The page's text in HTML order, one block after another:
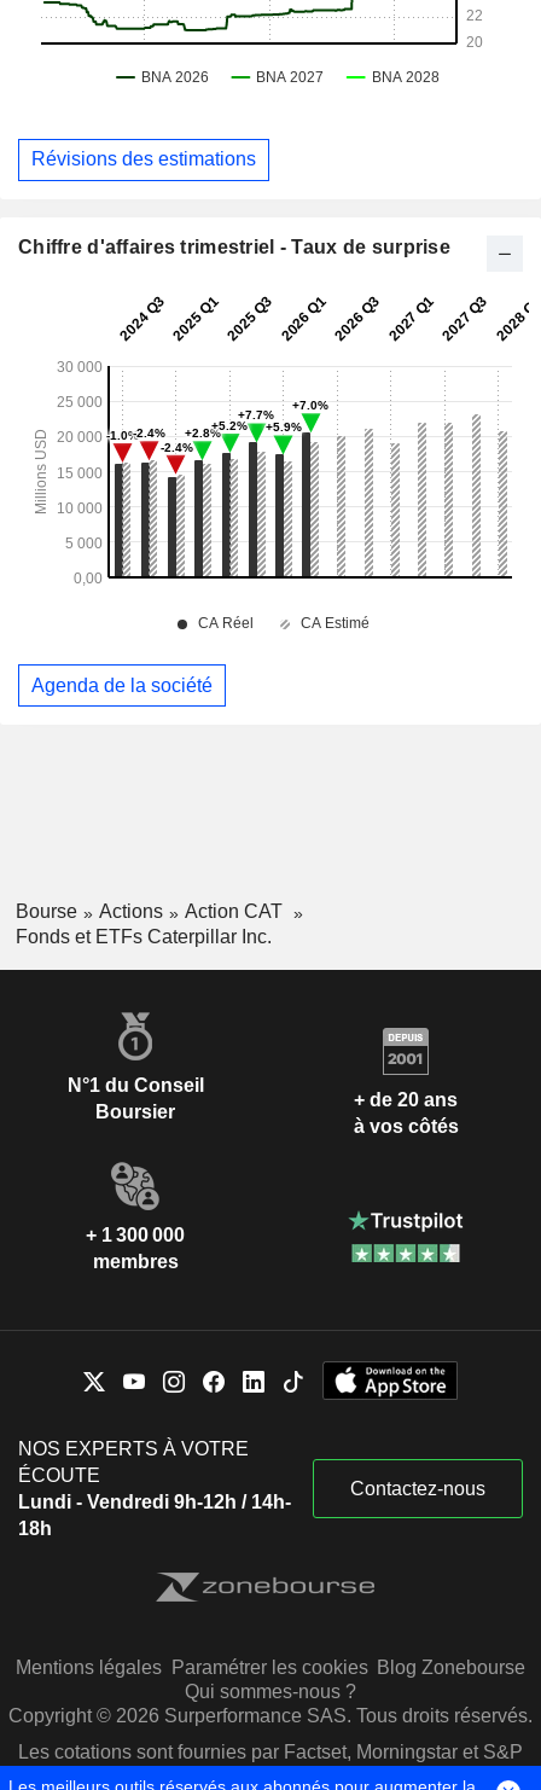
Révisions des estimations
Chiffre d'affaires trimestriel - Taux de surprise
Agenda de la société
Bourse Actions
Action CAT
Fonds et ETFs Caterpillar Inc.
N°1 du Conseil
Boursier
+ de 20 ans
à vos côtés
+ 1 300 000
membres
NOS EXPERTS À VOTRE
ÉCOUTE
Lundi - Vendredi 9h-12h / 14h-
18h
Contactez-nous
Mentions légales Paramétrer les cookies Blog Zonebourse
Qui sommes-nous ?
Copyright © 2026 Surperformance SAS. Tous droits réservés.
Les cotations sont fournies par Factset, Morningstar et S&P
Capital IQ